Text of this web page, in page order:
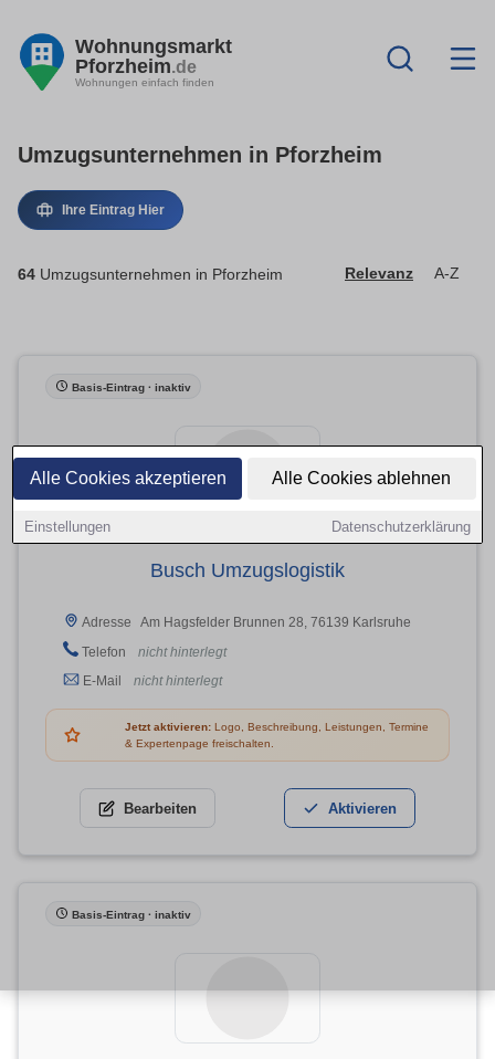
Alle Cookies akzeptieren Alle Cookies ablehnen
Einstellungen Datenschutzerklärung
Wohnungsmarkt
Pforzheim.de
Wohnungen einfach finden
Umzugsunternehmen in Pforzheim
Ihre Eintrag Hier
64 Umzugsunternehmen in Pforzheim Relevanz A-Z
Basis-Eintrag · inaktiv
Busch Umzugslogistik
Adresse
Am Hagsfelder Brunnen 28, 76139 Karlsruhe
Telefon
nicht hinterlegt
E-Mail
nicht hinterlegt
Jetzt aktivieren: Logo, Beschreibung, Leistungen, Termine
& Expertenpage freischalten.
Bearbeiten Aktivieren
Basis-Eintrag · inaktiv